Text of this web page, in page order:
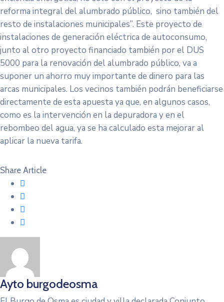
reforma integral del alumbrado público, sino también del
resto de instalaciones municipales”. Este proyecto de
instalaciones de generación eléctrica de autoconsumo,
junto al otro proyecto financiado también por el DUS
5000 para la renovación del alumbrado público, va a
suponer un ahorro muy importante de dinero para las
arcas municipales. Los vecinos también podrán beneficiarse
directamente de esta apuesta ya que, en algunos casos,
como es la intervención en la depuradora y en el
rebombeo del agua, ya se ha calculado esta mejorar al
aplicar la nueva tarifa.
Share Article
Ayto burgodeosma